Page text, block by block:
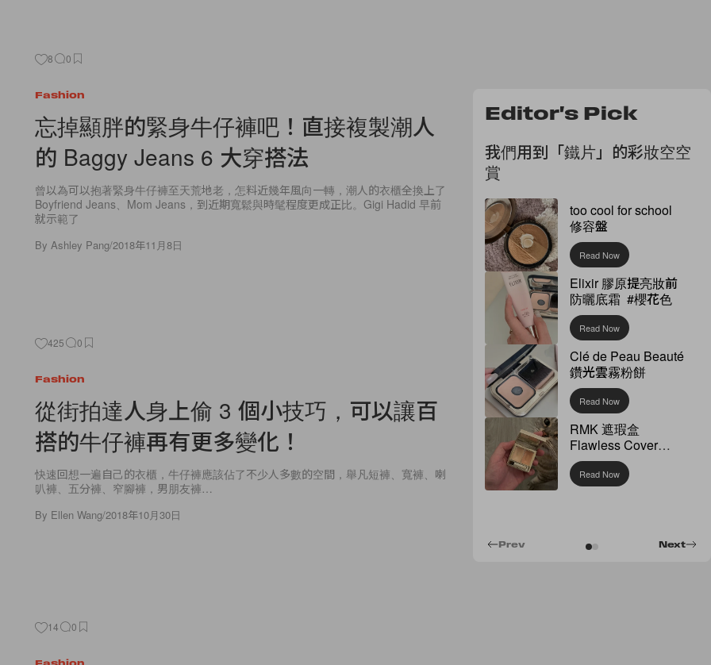
8 0
Fashion
忘掉顯胖的緊身牛仔褲吧！直接複製潮人
的 Baggy Jeans 6 大穿搭法
曾以為可以抱著緊身牛仔褲至天荒地老，怎料近幾年風向一轉，潮人的衣櫃全換上了
Boyfriend Jeans、Mom Jeans，到近期寬鬆與時髦程度更成正比。Gigi Hadid 早前
就示範了
By Ashley Pang/2018年11月8日
425 0
Fashion
從街拍達人身上偷 3 個小技巧，可以讓百
搭的牛仔褲再有更多變化！
快速回想一遍自己的衣櫃，牛仔褲應該佔了不少人多數的空間，舉凡短褲、寬褲、喇
叭褲、五分褲、窄腳褲，男朋友褲…
By Ellen Wang/2018年10月30日
14 0
Editor's Pick
我們用到「鐵片」的彩妝空空
賞
too cool for school
修容盤
Read Now
Elixir 膠原提亮妝前
防曬底霜 #櫻花色
Read Now
Clé de Peau Beauté
鑽光雲霧粉餅
Read Now
RMK 遮瑕盒
Flawless Cover
Concealer
Read Now
Next
Prev